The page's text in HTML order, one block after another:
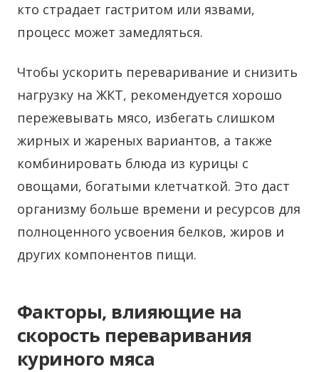
кто страдает гастритом или язвами,
процесс может замедляться.
Чтобы ускорить переваривание и снизить
нагрузку на ЖКТ, рекомендуется хорошо
пережевывать мясо, избегать слишком
жирных и жареных вариантов, а также
комбинировать блюда из курицы с
овощами, богатыми клетчаткой. Это даст
организму больше времени и ресурсов для
полноценного усвоения белков, жиров и
других компонентов пищи.
Факторы, влияющие на
скорость переваривания
куриного мяса